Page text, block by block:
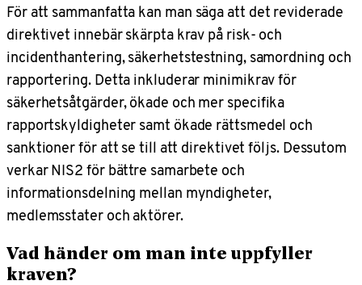
För att sammanfatta kan man säga att det reviderade
direktivet innebär skärpta krav på risk- och
incidenthantering, säkerhetstestning, samordning och
rapportering. Detta inkluderar minimikrav för
säkerhetsåtgärder, ökade och mer specifika
rapportskyldigheter samt ökade rättsmedel och
sanktioner för att se till att direktivet följs. Dessutom
verkar NIS2 för bättre samarbete och
informationsdelning mellan myndigheter,
medlemsstater och aktörer.
Vad händer om man inte uppfyller
kraven?